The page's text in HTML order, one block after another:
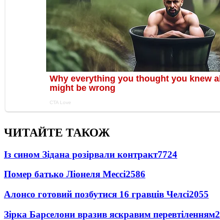
ЧИТАЙТЕ ТАКОЖ
Із сином Зідана розірвали контракт7724
Помер батько Ліонеля Мессі2586
Алонсо готовий позбутися 16 гравців Челсі2055
Зірка Барселони вразив яскравим перевтіленням